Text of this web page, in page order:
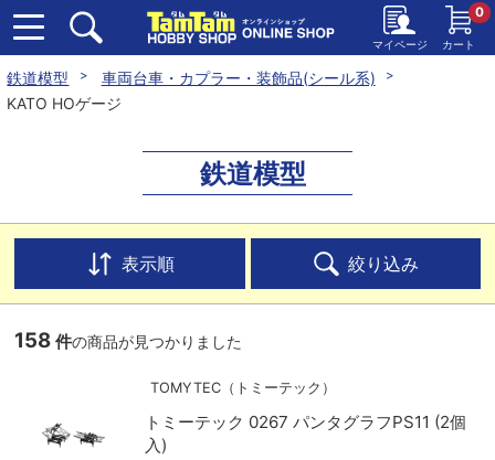
マイページ カート
0
鉄道模型
車両台車・カプラー・装飾品(シール系)
KATO HOゲージ
鉄道模型
表示順 絞り込み
158 件の商品が見つかりました
TOMYTEC（トミーテック）
トミーテック 0267 パンタグラフPS11 (2個
入)